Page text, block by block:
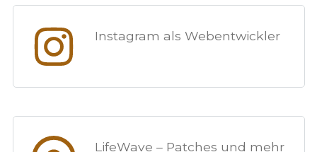
Instagram als Webentwickler
LifeWave – Patches und mehr